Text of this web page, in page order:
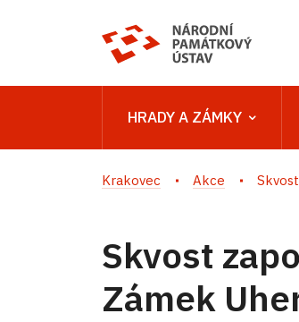
HRADY A ZÁMKY
Krakovec Akce
Skvost
Zámek